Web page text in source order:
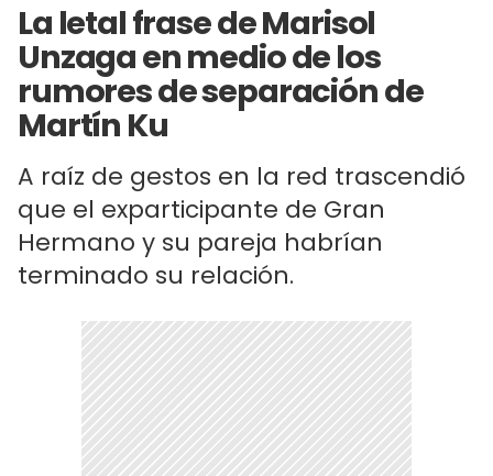
La letal frase de Marisol
Unzaga en medio de los
rumores de separación de
Martín Ku
A raíz de gestos en la red trascendió
que el exparticipante de Gran
Hermano y su pareja habrían
terminado su relación.